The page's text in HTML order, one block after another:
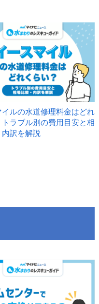
イルの水道修理料金はどれ
トラブル別の費用目安と相
訳を解説